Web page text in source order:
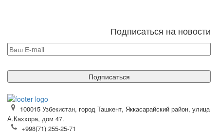
Подписаться на новости
Подписаться
100015 Узбекистан, город Ташкент, Яккасарайский район, улица
А.Каххора, дом 47.
+998(71) 255-25-71